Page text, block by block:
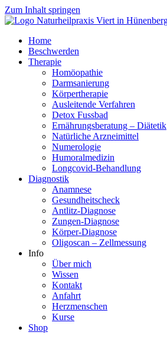
Zum Inhalt springen
Home
Beschwerden
Therapie
Homöopathie
Darmsanierung
Körpertherapie
Ausleitende Verfahren
Detox Fussbad
Ernährungsberatung – Diätetik
Natürliche Arzneimittel
Numerologie
Humoralmedizin
Longcovid-Behandlung
Diagnostik
Anamnese
Gesundheitscheck
Antlitz-Diagnose
Zungen-Diagnose
Körper-Diagnose
Oligoscan – Zellmessung
Info
Über mich
Wissen
Kontakt
Anfahrt
Herzmenschen
Kurse
Shop